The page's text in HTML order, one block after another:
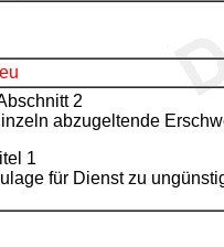
2
abzugeltende
1
für Dienst zu